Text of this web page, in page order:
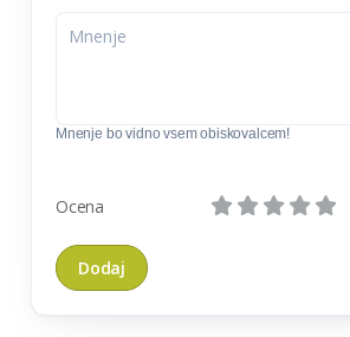
Mnenje bo vidno vsem obiskovalcem!
Ocena